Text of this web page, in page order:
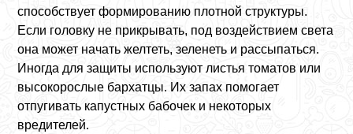
способствует формированию плотной структуры.
Если головку не прикрывать, под воздействием света
она может начать желтеть, зеленеть и рассыпаться.
Иногда для защиты используют листья томатов или
высокорослые бархатцы. Их запах помогает
отпугивать капустных бабочек и некоторых
вредителей.